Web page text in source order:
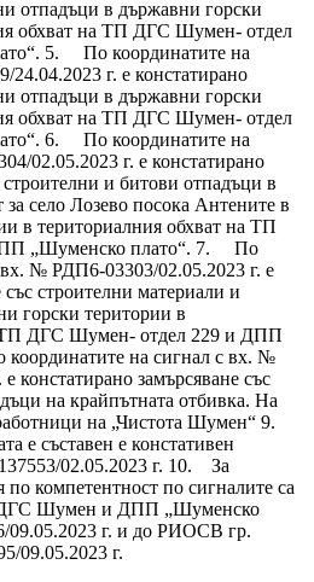
отпадъци в държавни горски
обхват на ТП ДГС Шумен- отдел
5. По координатите на
г. е констатирано
отпадъци в държавни горски
обхват на ТП ДГС Шумен- отдел
6. По координатите на
02.05.2023 г. е констатирано
и битови отпадъци в
за село Лозево посока Антените в
в териториалния обхват на ТП
„Шуменско плато“. 7. По
№ РДП6-03303/02.05.2023 г. е
строителни материали и
горски територии в
ТП ДГС Шумен- отдел 229 и ДПП
на сигнал с вх. №
констатирано замърсяване със
на крайпътната отбивка. На
на „Чистота Шумен“ 9.
е съставен е констативен
02.05.2023 г. 10. За
компетентност по сигналите са
ДГС Шумен и ДПП „Шуменско
09.05.2023 г. и до РИОСВ гр.
09.05.2023 г.